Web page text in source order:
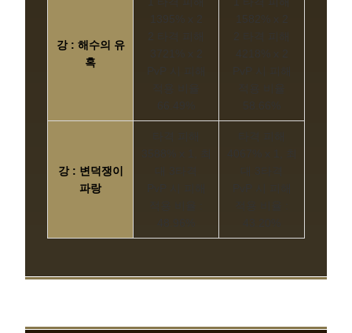
강 : 해수의 유
혹
강 : 변덕쟁이
파랑